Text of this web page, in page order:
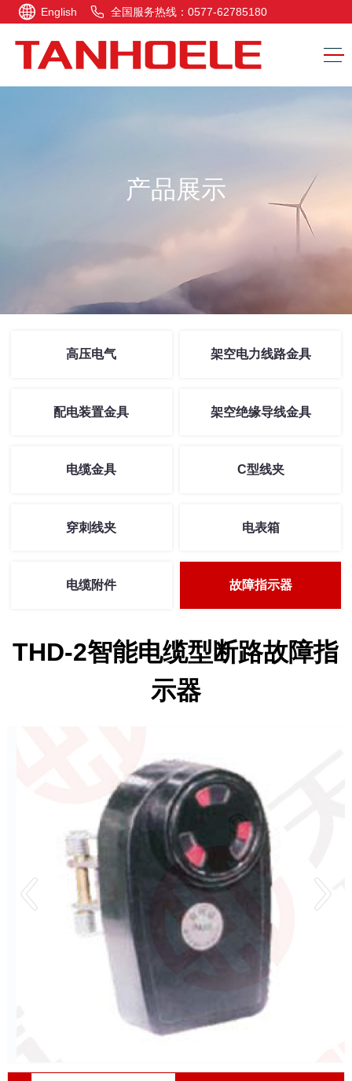
English 全国服务热线：0577-62785180
产品展示
高压电气 架空电力线路金具
配电装置金具 架空绝缘导线金具
电缆金具 C型线夹
穿刺线夹 电表箱
电缆附件 故障指示器
THD-2智能电缆型断路故障指
示器